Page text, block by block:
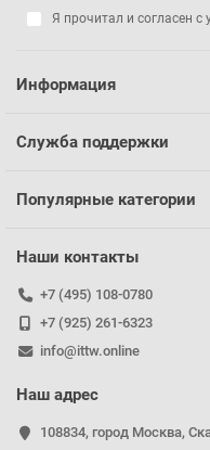
Я прочитал и согласен с
Информация
Служба поддержки
Популярные категории
Наши контакты
+7 (495) 108-0780
+7 (925) 261-6323
info@ittw.online
Наш адрес
108834, город Москва,